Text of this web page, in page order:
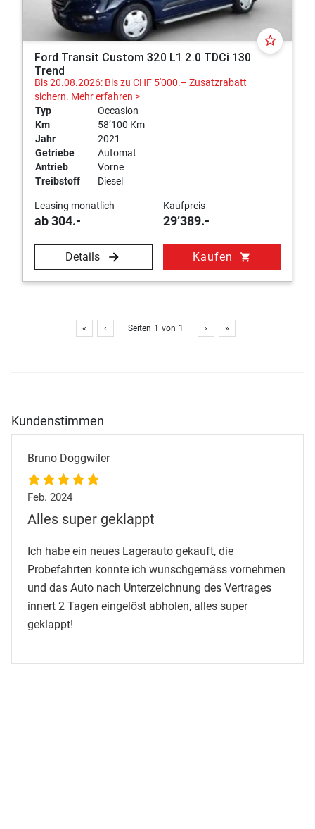
star_border
Ford Transit Custom 320 L1 2.0 TDCi 130
Trend
Bis 20.08.2026: Bis zu CHF 5'000.– Zusatzrabatt
sichern. Mehr erfahren >
Typ
Occasion
Km
58’100 Km
Jahr
2021
Getriebe
Automat
Antrieb
Vorne
Treibstoff
Diesel
Leasing monatlich
ab 304.-
Kaufpreis
29’389.-
Details Kaufen shopping_cart
« ‹ Seiten 1 von 1 › »
Kundenstimmen
Bruno Doggwiler
Feb. 2024
Alles super geklappt
Ich habe ein neues Lagerauto gekauft, die
Probefahrten konnte ich wunschgemäss vornehmen
und das Auto nach Unterzeichnung des Vertrages
innert 2 Tagen eingelöst abholen, alles super
geklappt!